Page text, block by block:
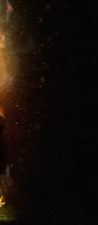
Принцессам в
офисе не